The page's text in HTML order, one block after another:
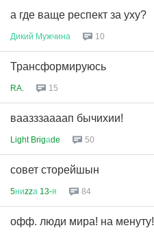
а где ваще респект за уху?
Дикий Мужчина 10
Трансформируюсь
RA. 15
ваазззаааап бычихии!
Light Brigаde 50
совет сторейшын
5ниzzа 13-я 84
офф. люди мира! на менуту!